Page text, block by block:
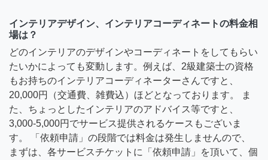
インテリアデザイン、インテリアコーディネートの料金相
場は？
どのインテリアのデザインやコーディネートをしてもらい
たいかによっても変動します。例えば、2級建築士の資格
もお持ちのインテリアコーディネーターさんですと、
20,000円（交通費、雑費込）ほどとなっております。 ま
た、ちょっとしたインテリアのアドバイス等ですと、
3,000-5,000円でサービス提供されるケースもございま
す。 「依頼申請」の段階では料金は発生しませんので、
まずは、各サービスチケットに「依頼申請」を頂いて、個